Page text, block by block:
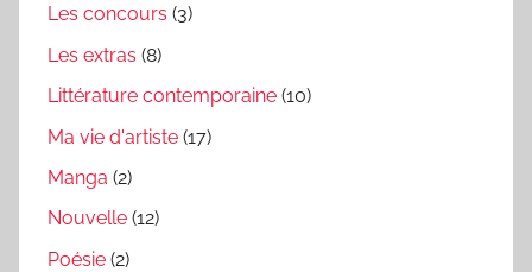
Les concours (3)
Les extras (8)
Littérature contemporaine (10)
Ma vie d'artiste (17)
Manga (2)
Nouvelle (12)
Poésie (2)